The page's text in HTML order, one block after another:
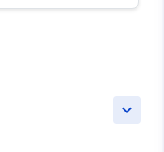
keyboard_arrow_down